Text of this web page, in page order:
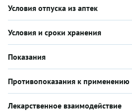
Условия отпуска из аптек
Условия и сроки хранения
Показания
Противопоказания к применению
Лекарственное взаимодействие